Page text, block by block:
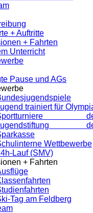
+ Auftritte
+ Fahrten
Unterricht
Pause und AGs
trainiert für
Wettbewerbe
Lauf (SMV)
+ Fahrten
Tag am Feldberg